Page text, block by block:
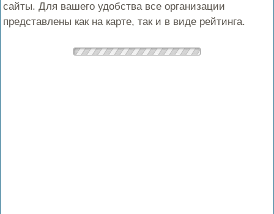
сайты. Для вашего удобства все организации
представлены как на карте, так и в виде рейтинга.